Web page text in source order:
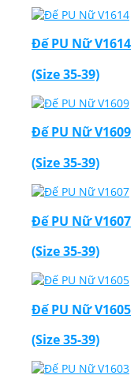
Đế PU Nữ V1614
(Size 35-39)
Đế PU Nữ V1609
(Size 35-39)
Đế PU Nữ V1607
(Size 35-39)
Đế PU Nữ V1605
(Size 35-39)